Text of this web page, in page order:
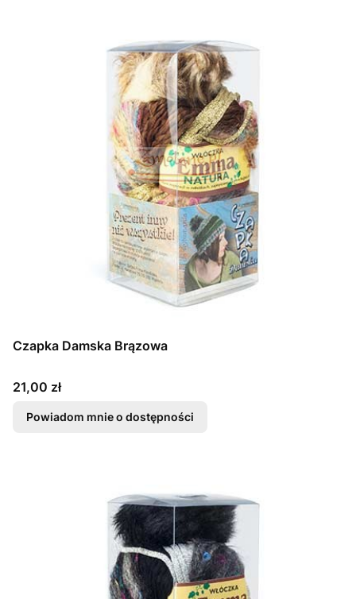
Czapka Damska Brązowa
Cena
21,00 zł
Powiadom mnie o dostępności